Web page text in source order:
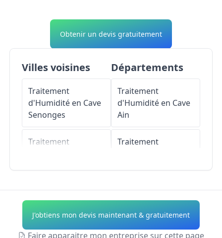
Obtenir un devis gratuitement
Villes voisines
Traitement
d'Humidité en Cave
Senonges
Traitement
d'Humidité en Cave
Esley
Départements
Traitement
d'Humidité en Cave
Ain
Traitement
Traitement
Allier
J'obtiens mon devis maintenant & gratuitement
Faire apparaitre mon entreprise sur cette page